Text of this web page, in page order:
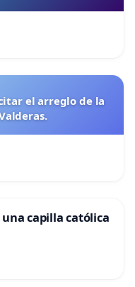
el arreglo de la
capilla católica